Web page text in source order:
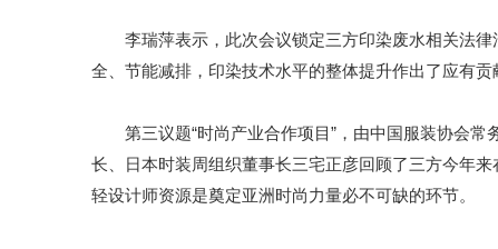
李瑞萍表示，此次会议锁定三方印染废水相关法律
全、节能减排，印染技术水平的整体提升作出了应有贡
第三议题“时尚产业合作项目”，由中国服装协会常
长、日本时装周组织董事长三宅正彦回顾了三方今年
轻设计师资源是奠定亚洲时尚力量必不可缺的环节。